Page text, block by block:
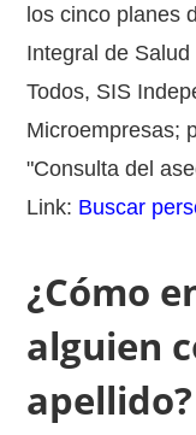
los cinco planes
Integral de
Todos, SIS
Microempresas;
"Consulta del
Link: Buscar
¿Cómo
alguien
apellido?